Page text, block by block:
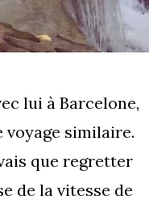
lui à Barcelone,
voyage similaire.
que regretter
de la vitesse de